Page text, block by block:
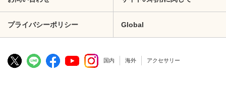
プライバシーポリシー Global
国内 海外 アクセサリー